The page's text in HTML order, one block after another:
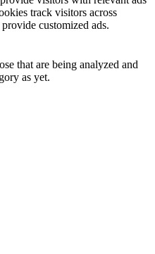
track visitors across
customized ads.
that are being analyzed and
as yet.